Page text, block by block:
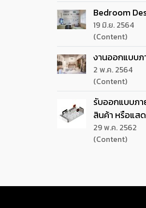
Bedroom
19 มิ.ย. 2564
(Content)
งานออกแบบภ
2 พ.ค. 2564
(Content)
รับออกแบบภา
สินค้า หรือแส
29 พ.ค. 2562
(Content)